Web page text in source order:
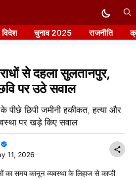
चुनाव 2025 राजनीति
से दहला सुलतानपुर,
पर उठे सवाल
पीछे छिपी जमीनी हकीकत, हत्या और
पर खड़े किए सवाल
11, 2026
का समय कानून व्यवस्था के लिहाज से काफी